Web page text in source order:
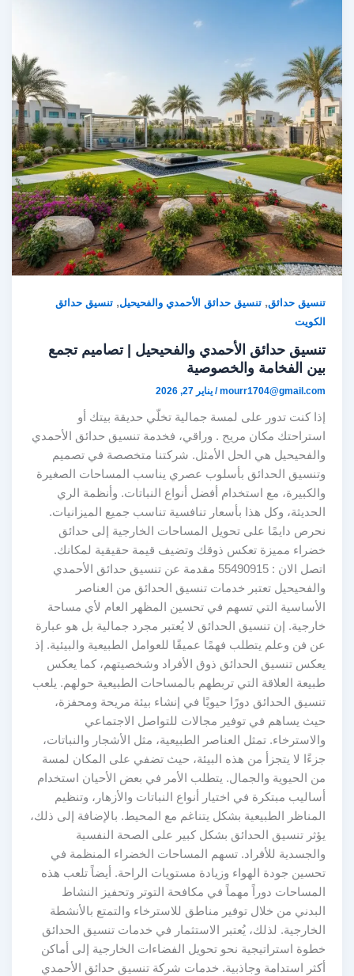
تنسيق حدائق,تنسيق حدائق الأحمدي والفحيحيل,تنسيق حدائق
الكويت
تنسيق حدائق الأحمدي والفحيحيل | تصاميم تجمع
بين الفخامة والخصوصية
mourr1704@gmail.com
/يناير 27, 2026
إذا كنت تدور على لمسة جمالية تخلّي حديقة بيتك أو
استراحتك مكان مريح . وراقي، فخدمة تنسيق حدائق الأحمدي
والفحيحيل هي الحل الأمثل. شركتنا متخصصة في تصميم
وتنسيق الحدائق بأسلوب عصري يناسب المساحات الصغيرة
والكبيرة، مع استخدام أفضل أنواع النباتات. وأنظمة الري
الحديثة، وكل هذا بأسعار تنافسية تناسب جميع الميزانيات.
نحرص دايمًا على تحويل المساحات الخارجية إلى حدائق
خضراء مميزة تعكس ذوقك وتضيف قيمة حقيقية لمكانك.
اتصل الان : 55490915 مقدمة عن تنسيق حدائق الأحمدي
والفحيحيل تعتبر خدمات تنسيق الحدائق من العناصر
الأساسية التي تسهم في تحسين المظهر العام لأي مساحة
خارجية. إن تنسيق الحدائق لا يُعتبر مجرد جمالية بل هو عبارة
عن فن وعلم يتطلب فهمًا عميقًا للعوامل الطبيعية والبيئية. إذ
يعكس تنسيق الحدائق ذوق الأفراد وشخصيتهم، كما يعكس
طبيعة العلاقة التي تربطهم بالمساحات الطبيعية حولهم. يلعب
تنسيق الحدائق دورًا حيويًا في إنشاء بيئة مريحة ومحفزة،
حيث يساهم في توفير مجالات للتواصل الاجتماعي
والاسترخاء. تمثل العناصر الطبيعية، مثل الأشجار والنباتات،
جزءًا لا يتجزأ من هذه البيئة، حيث تضفي على المكان لمسة
من الحيوية والجمال. يتطلب الأمر في بعض الأحيان استخدام
أساليب مبتكرة في اختيار أنواع النباتات والأزهار، وتنظيم
المناظر الطبيعية بشكل يتناغم مع المحيط. بالإضافة إلى ذلك،
يؤثر تنسيق الحدائق بشكل كبير على الصحة النفسية
والجسدية للأفراد. تسهم المساحات الخضراء المنظمة في
تحسين جودة الهواء وزيادة مستويات الراحة. أيضاً تلعب هذه
المساحات دوراً مهماً في مكافحة التوتر وتحفيز النشاط
البدني من خلال توفير مناطق للاسترخاء والتمتع بالأنشطة
الخارجية. لذلك، يُعتبر الاستثمار في خدمات تنسيق الحدائق
خطوة استراتيجية نحو تحويل الفضاءات الخارجية إلى أماكن
أكثر استدامة وجاذبية. خدمات شركة تنسيق حدائق الأحمدي